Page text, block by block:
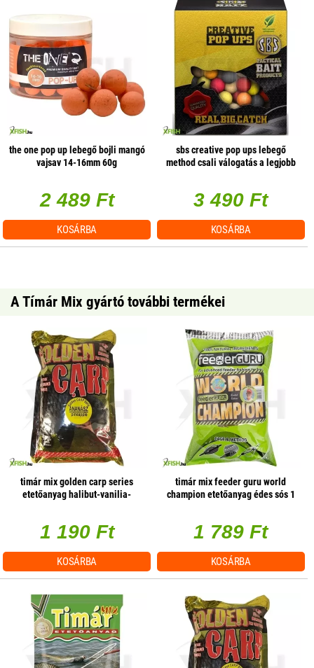
the one pop up lebegő bojli mangó
vajsav 14-16mm 60g
2 489 Ft
KOSÁRBA
sbs creative pop ups lebegő
method csali válogatás a legjobb
3 490 Ft
KOSÁRBA
A Tímár Mix gyártó további termékei
timár mix golden carp series
etetőanyag halibut-vanilia-
1 190 Ft
KOSÁRBA
timár mix feeder guru world
champion etetőanyag édes sós 1
1 789 Ft
KOSÁRBA